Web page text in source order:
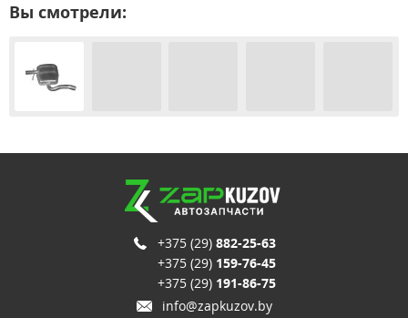
Вы смотрели:
+375 (29) 882-25-63
+375 (29) 159-76-45
+375 (29) 191-86-75
info@zapkuzov.by